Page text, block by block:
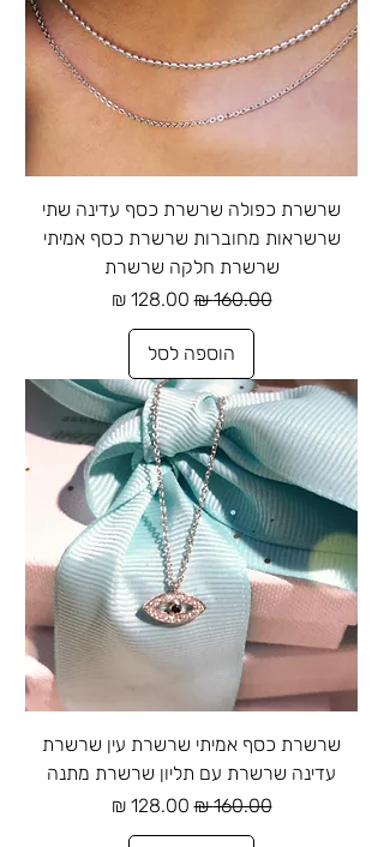
שרשרת כפולה שרשרת כסף עדינה שתי
שרשראות מחוברות שרשרת כסף אמיתי
שרשרת חלקה שרשרת
מחיר רגיל‏160.00 ‏₪ מחיר מבצע
הוספה לסל
שרשרת כסף אמיתי שרשרת עין שרשרת
עדינה שרשרת עם תליון שרשרת מתנה
מחיר רגיל‏160.00 ‏₪ מחיר מבצע